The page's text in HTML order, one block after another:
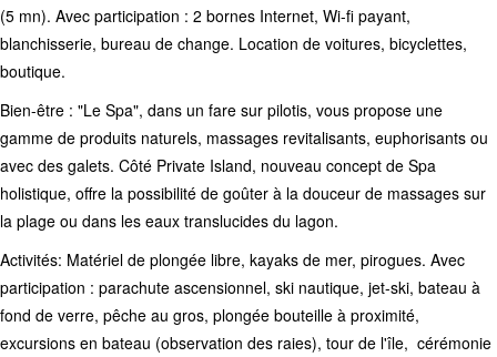
(5 mn). Avec participation : 2 bornes Internet, Wi-fi payant,
blanchisserie, bureau de change. Location de voitures, bicyclettes,
boutique.
Bien-être : "Le Spa", dans un fare sur pilotis, vous propose une
gamme de produits naturels, massages revitalisants, euphorisants ou
avec des galets. Côté Private Island, nouveau concept de Spa
holistique, offre la possibilité de goûter à la douceur de massages sur
la plage ou dans les eaux translucides du lagon.
Activités: Matériel de plongée libre, kayaks de mer, pirogues. Avec
participation : parachute ascensionnel, ski nautique, jet-ski, bateau à
fond de verre, pêche au gros, plongée bouteille à proximité,
excursions en bateau (observation des raies), tour de l'île, cérémonie